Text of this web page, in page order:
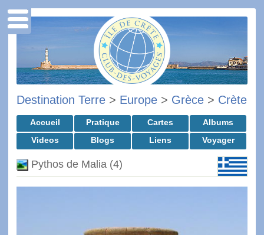
Destination Terre > Europe > Grèce > Crète
Accueil Pratique Cartes
Albums
Videos
Blogs Liens Voyager
Pythos de Malia (4)